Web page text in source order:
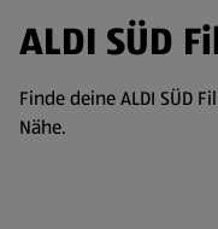
ALDI SÜD
Finde deine ALDI SÜD
Nähe.